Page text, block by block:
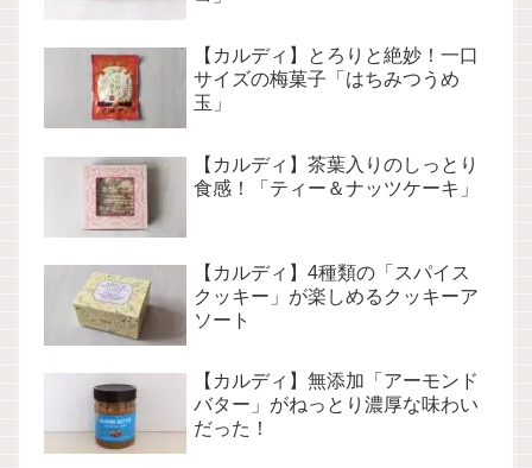
【カルディ】とろりと絶妙！一口
サイズの梅菓子「はちみつうめ
玉」
【カルディ】茶葉入りのしっとり
食感！「ティー＆ナッツケーキ」
【カルディ】4種類の「スパイス
クッキー」が楽しめるクッキーア
ソート
【カルディ】無添加「アーモンド
バター」がねっとり濃厚な味わい
だった！